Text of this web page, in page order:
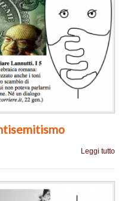
Leggi tutto